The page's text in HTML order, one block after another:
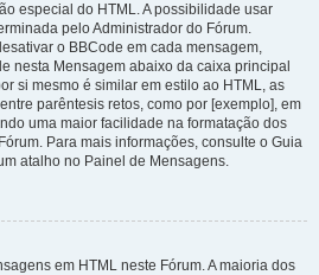
especial do HTML. A possibilidade usar
pelo Administrador do Fórum.
o BBCode em cada mensagem,
nesta Mensagem abaixo da caixa principal
si mesmo é similar em estilo ao HTML, as
parêntesis retos, como por [exemplo], em
uma maior facilidade na formatação dos
Para mais informações, consulte o Guia
atalho no Painel de Mensagens.
em HTML neste Fórum. A maioria dos